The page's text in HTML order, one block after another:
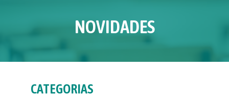
NOVIDADES
CATEGORIAS